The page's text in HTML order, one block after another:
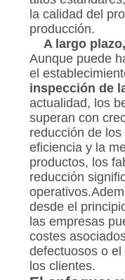
la calidad del
producción.
A largo
Aunque puede
el
inspección de
actualidad, los
superan con
reducción de
eficiencia y la
productos, los
reducción
desde el
las empresas
costes
defectuosos o
los clientes.